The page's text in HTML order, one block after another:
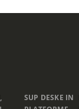
SUP DESKE IN